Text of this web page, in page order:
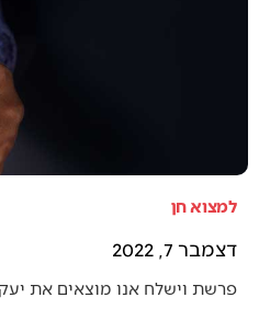
למצוא חן
דצמבר 7, 2022
פרשת וישלח אנו מוצאים את